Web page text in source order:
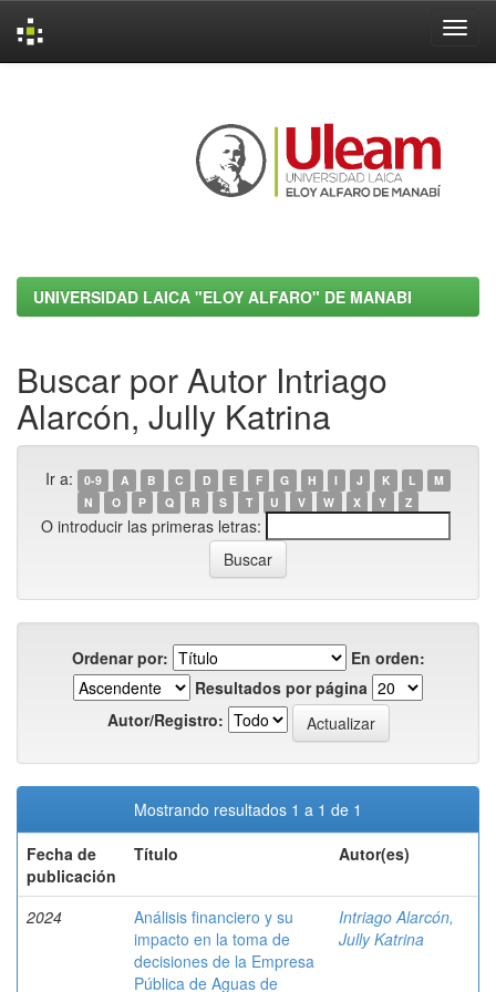
UNIVERSIDAD LAICA "ELOY ALFARO" DE MANABI
Buscar por Autor Intriago
Alarcón, Jully Katrina
Ir a: 0-9 A B C D E F G H I J K L
M
N
O P Q R S T U V W X Y Z
O introducir las primeras letras:
Ordenar por:
En orden:
Resultados por página
Autor/Registro:
Mostrando resultados 1 a 1 de 1
Fecha de
publicación
Título Autor(es)
2024
Análisis financiero y su
impacto en la toma de
decisiones de la Empresa
Pública de Aguas de
Intriago Alarcón,
Jully Katrina